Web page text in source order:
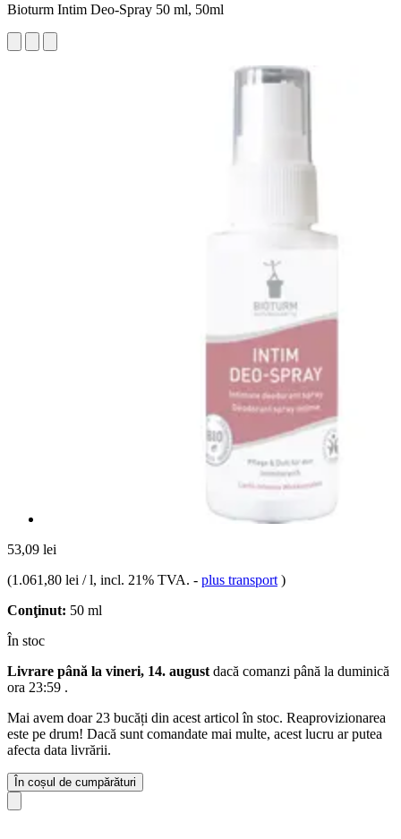
Bioturm Intim Deo-Spray 50 ml, 50ml
53,09 lei
(1.061,80 lei / l, incl. 21% TVA. - plus transport )
Conţinut: 50 ml
În stoc
Livrare până la vineri, 14. august dacă comanzi până la duminică
ora 23:59 .
Mai avem doar 23 bucăți din acest articol în stoc. Reaprovizionarea
este pe drum! Dacă sunt comandate mai multe, acest lucru ar putea
afecta data livrării.
În coșul de cumpărături